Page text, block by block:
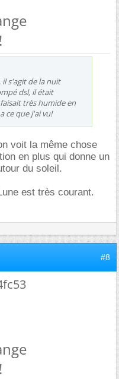
s'agit de la nuit
dsl, il était
très humide en
ce que j'ai vu!
voit la même chose
en plus qui donne un
du soleil.
est très courant.
#8